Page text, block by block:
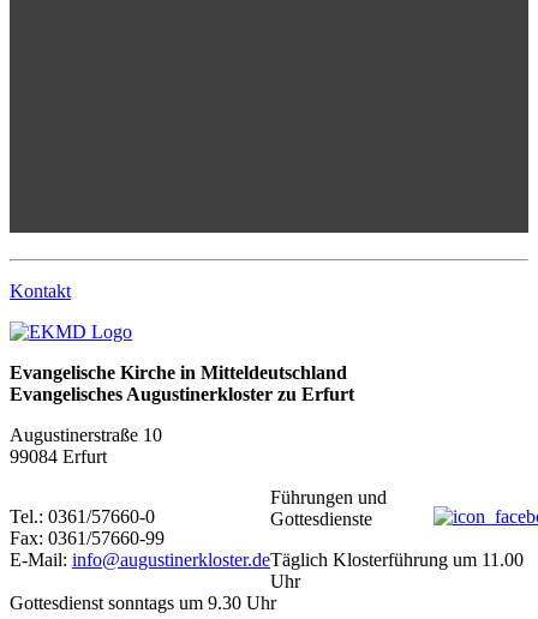
Kontakt
Evangelische Kirche in Mitteldeutschland
Evangelisches Augustinerkloster zu Erfurt
Augustinerstraße 10
99084 Erfurt
Tel.: 0361/57660-0
Fax: 0361/57660-99
E-Mail: info@augustinerkloster.de
Führungen und
Gottesdienste
Täglich Klosterführung um 11.00
Uhr
Gottesdienst sonntags um 9.30 Uhr